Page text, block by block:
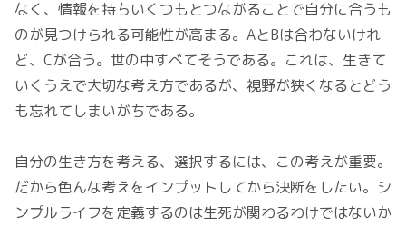
なく、情報を持ちいくつもとつながることで自分に合うも
のが見つけられる可能性が高まる。AとBは合わないけれ
ど、Cが合う。世の中すべてそうである。これは、生きて
いくうえで大切な考え方であるが、視野が狭くなるとどう
も忘れてしまいがちである。
自分の生き方を考える、選択するには、この考えが重要。
だから色んな考えをインプットしてから決断をしたい。シ
ンプルライフを定義するのは生死が関わるわけではないか